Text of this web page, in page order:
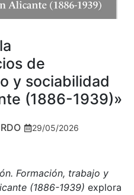
de
y sociabilidad
(1886-1939)»
29/05/2026
Formación, trabajo y
(1886-1939) explora